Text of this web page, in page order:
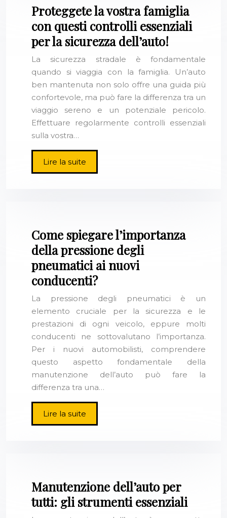
Proteggete la vostra famiglia
con questi controlli essenziali
per la sicurezza dell’auto!
La sicurezza stradale è fondamentale
quando si viaggia con la famiglia. Un’auto
ben mantenuta non solo offre una guida più
confortevole, ma può fare la differenza tra un
viaggio sereno e un potenziale pericolo.
Effettuare regolarmente controlli essenziali
sulla vostra…
Lire la suite
Come spiegare l’importanza
della pressione degli
pneumatici ai nuovi
conducenti?
La pressione degli pneumatici è un
elemento cruciale per la sicurezza e le
prestazioni di ogni veicolo, eppure molti
conducenti ne sottovalutano l’importanza.
Per i nuovi automobilisti, comprendere
questo aspetto fondamentale della
manutenzione dell’auto può fare la
differenza tra una…
Lire la suite
Manutenzione dell’auto per
tutti: gli strumenti essenziali